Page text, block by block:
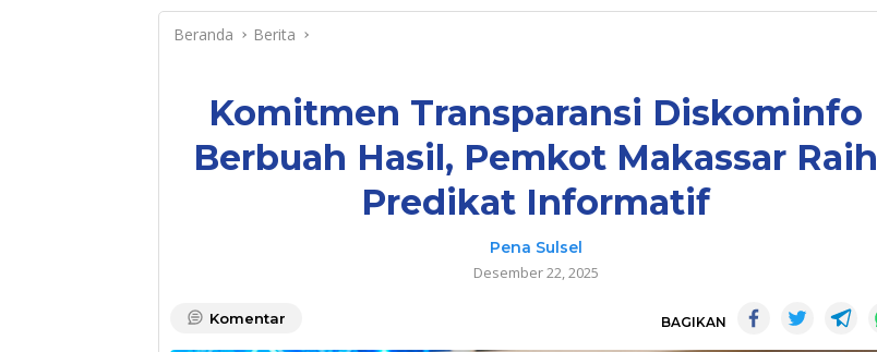
Beranda Berita
Komitmen Transparansi Diskominfo
Berbuah Hasil, Pemkot Makassar Raih
Predikat Informatif
Pena Sulsel
Desember 22, 2025
Komentar BAGIKAN